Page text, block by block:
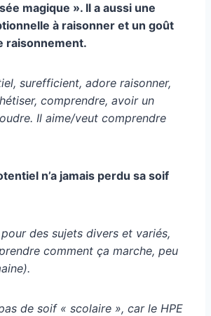
magique ». Il a aussi une
à raisonner et un goût
raisonnement.
surefficient, adore raisonner,
comprendre, avoir un
Il aime/veut comprendre
n’a jamais perdu sa soif
des sujets divers et variés,
comment ça marche, peu
de soif « scolaire », car le HPE